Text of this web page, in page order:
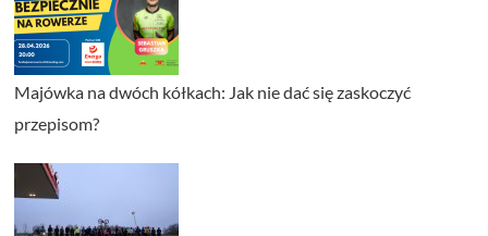
Majówka na dwóch kółkach: Jak nie dać się zaskoczyć
przepisom?